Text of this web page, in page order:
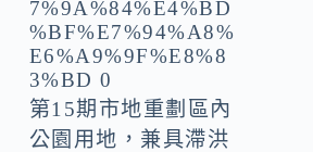
第15期市地重劃區內
公園用地，兼具滯洪